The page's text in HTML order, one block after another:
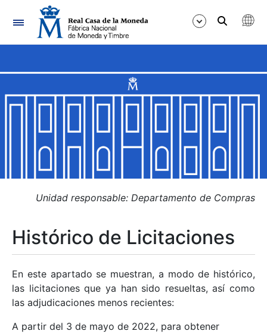
Navegación
Mostrar/Ocultar
Mostrar/Ocultar
Mostrar/Ocultar
Mostrar/Ocultar
Mostrar/Ocultar
Unidad responsable: Departamento de Compras
Histórico de Licitaciones
En este apartado se muestran, a modo de histórico,
las licitaciones que ya han sido resueltas, así como
las adjudicaciones menos recientes:
A partir del 3 de mayo de 2022, para obtener